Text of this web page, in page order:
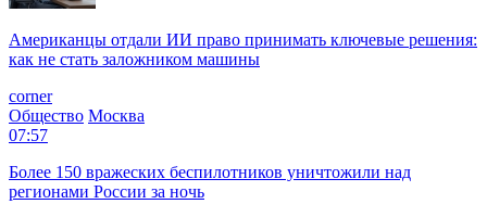
Американцы отдали ИИ право принимать ключевые решения:
как не стать заложником машины
corner
Общество Москва
07:57
Более 150 вражеских беспилотников уничтожили над
регионами России за ночь